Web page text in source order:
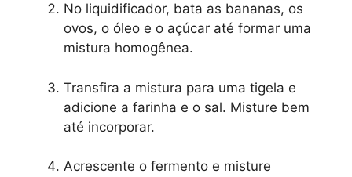
No liquidificador, bata as bananas, os
ovos, o óleo e o açúcar até formar uma
mistura homogênea.
Transfira a mistura para uma tigela e
adicione a farinha e o sal. Misture bem
até incorporar.
Acrescente o fermento e misture